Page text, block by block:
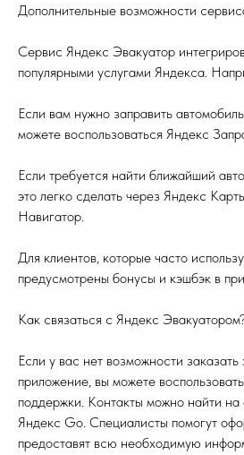
Дополнительные возможности
Сервис Яндекс Эвакуатор
популярными услугами Яндекса.
Если вам нужно заправить
можете воспользоваться Яндекс
Если требуется найти ближайший
это легко сделать через Яндекс
Навигатор.
Для клиентов, которые часто
предусмотрены бонусы и кэшбэк в
Как связаться с Яндекс
Если у вас нет возможности заказать
приложение, вы можете
поддержки. Контакты можно найти
Яндекс Go. Специалисты помогут
предоставят всю необходимую